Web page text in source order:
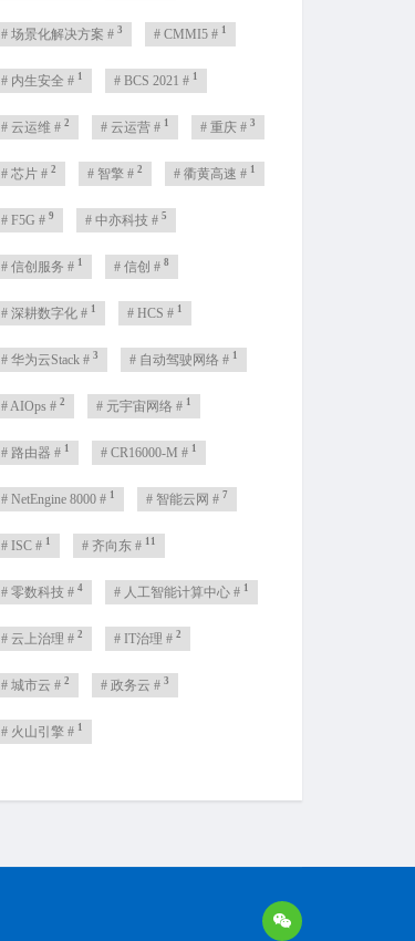
# 场景化解决方案 # 3 # CMMI5 # 1
# 内生安全 # 1 # BCS 2021 # 1
# 云运维 # 2 # 云运营 # 1 # 重庆 # 3
# 芯片 # 2 # 智擎 # 2 # 衢黄高速 # 1
# F5G # 9 # 中亦科技 # 5
# 信创服务 # 1 # 信创 # 8
# 深耕数字化 # 1 # HCS # 1
# 华为云Stack # 3 # 自动驾驶网络 # 1
# AIOps # 2 # 元宇宙网络 # 1
# 路由器 # 1 # CR16000-M # 1
# NetEngine 8000 # 1 # 智能云网 # 7
# ISC # 1 # 齐向东 # 11
# 零数科技 # 4 # 人工智能计算中心 # 1
# 云上治理 # 2 # IT治理 # 2
# 城市云 # 2 # 政务云 # 3
# 火山引擎 # 1